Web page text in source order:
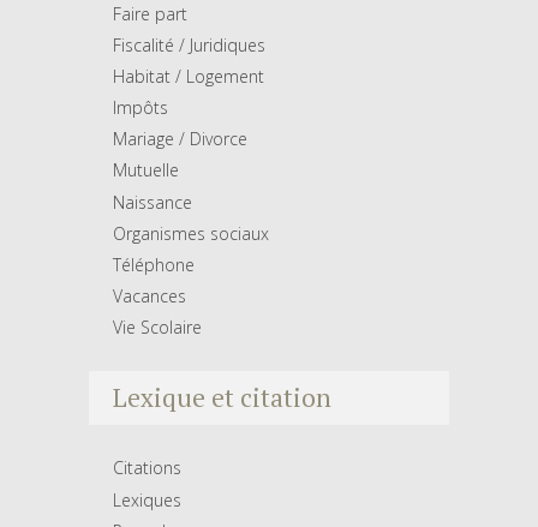
Faire part
Fiscalité / Juridiques
Habitat / Logement
Impôts
Mariage / Divorce
Mutuelle
Naissance
Organismes sociaux
Téléphone
Vacances
Vie Scolaire
Lexique et citation
Citations
Lexiques